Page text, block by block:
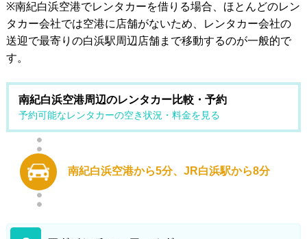
※南紀白浜空港でレンタカーを借りる場合、ほとんどのレン
タカー会社では空港に店舗がないため、レンタカー会社の
送迎で最寄りの白浜駅周辺店舗まで移動するのが一般的で
す。
南紀白浜空港周辺のレンタカー比較・予約
予約可能なレンタカーの空き状況・料金を見る
南紀白浜空港から5分、JR白浜駅から8分